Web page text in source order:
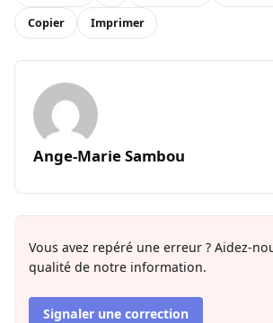
Copier Imprimer
Ange-Marie Sambou
Vous avez repéré une erreur ? Aidez-
qualité de notre information.
Signaler une correction